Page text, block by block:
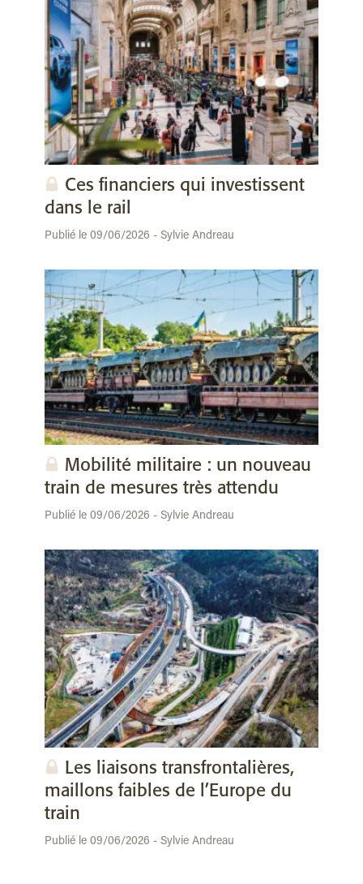
Ces financiers qui investissent
dans le rail
Publié le 09/06/2026 - Sylvie Andreau
Mobilité militaire : un nouveau
train de mesures très attendu
Publié le 09/06/2026 - Sylvie Andreau
Les liaisons transfrontalières,
maillons faibles de l’Europe du
train
Publié le 09/06/2026 - Sylvie Andreau